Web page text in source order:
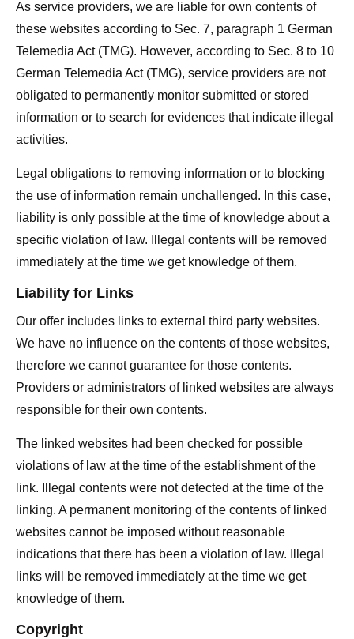
As service providers, we are liable for own contents of
these websites according to Sec. 7, paragraph 1 German
Telemedia Act (TMG). However, according to Sec. 8 to 10
German Telemedia Act (TMG), service providers are not
obligated to permanently monitor submitted or stored
information or to search for evidences that indicate illegal
activities.
Legal obligations to removing information or to blocking
the use of information remain unchallenged. In this case,
liability is only possible at the time of knowledge about a
specific violation of law. Illegal contents will be removed
immediately at the time we get knowledge of them.
Liability for Links
Our offer includes links to external third party websites.
We have no influence on the contents of those websites,
therefore we cannot guarantee for those contents.
Providers or administrators of linked websites are always
responsible for their own contents.
The linked websites had been checked for possible
violations of law at the time of the establishment of the
link. Illegal contents were not detected at the time of the
linking. A permanent monitoring of the contents of linked
websites cannot be imposed without reasonable
indications that there has been a violation of law. Illegal
links will be removed immediately at the time we get
knowledge of them.
Copyright